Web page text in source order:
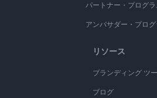
パートナー・プログラ
アンバサダー・プログ
リソース
ブランディング ツ
ブログ